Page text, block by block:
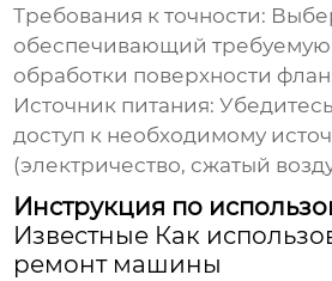
Требования к точности:
обеспечивающий требуемую
обработки поверхности
Источник питания:
доступ к необходимому
(электричество, сжатый
Инструкция по
Известные Как
ремонт машины